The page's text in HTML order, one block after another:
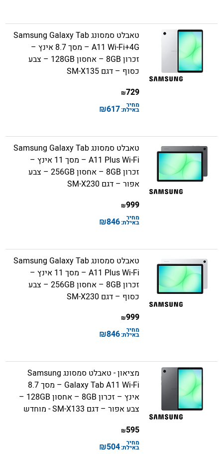
טאבלט סמסונג Samsung Galaxy Tab
A11 Wi-Fi+4G – מסך 8.7 אינץ –
זכרון 8GB – אחסון 128GB – צבע
כסוף – דגם SM-X135
729
₪
מחיר
באילת:617
₪
טאבלט סמסונג Samsung Galaxy Tab
A11 Plus Wi-Fi – מסך 11 אינץ –
זכרון 8GB – אחסון 256GB – צבע
אפור – דגם SM-X230
999
₪
מחיר
באילת:846
₪
טאבלט סמסונג Samsung Galaxy Tab
A11 Plus Wi-Fi – מסך 11 אינץ –
זכרון 8GB – אחסון 256GB – צבע
כסוף – דגם SM-X230
999
₪
מחיר
באילת:846
₪
מציאון - טאבלט סמסונג Samsung
Galaxy Tab A11 Wi-Fi – מסך 8.7
אינץ – זכרון 8GB – אחסון 128GB –
צבע אפור – דגם SM-X133 - מוחדש
595
₪
מחיר
באילת:504
₪